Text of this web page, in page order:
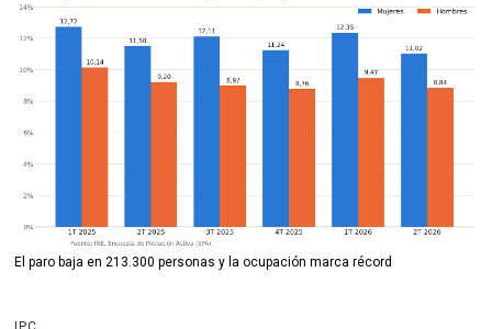
El paro baja en 213.300 personas y la ocupación marca récord